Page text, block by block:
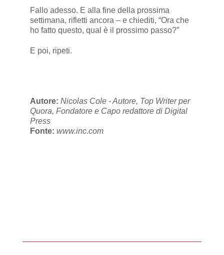
Fallo adesso. E alla fine della prossima
settimana, rifletti ancora – e chiediti, “Ora che
ho fatto questo, qual è il prossimo passo?”
E poi, ripeti.
Autore: Nicolas Cole - Autore, Top Writer per
Quora, Fondatore e Capo redattore di Digital
Press
Fonte: www.inc.com